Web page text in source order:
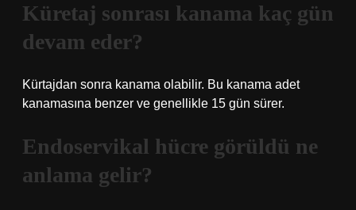
Küretaj sonrası kanama kaç gün
devam eder?
Kürtajdan sonra kanama olabilir. Bu kanama adet
kanamasına benzer ve genellikle 15 gün sürer.
Endoservikal hücre görüldü ne
anlama gelir?